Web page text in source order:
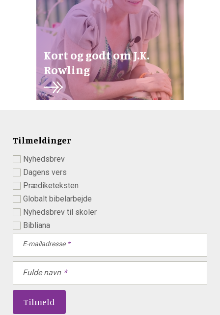
Kort og godt om J.K.
Rowling
Tilmeldinger
Nyhedsbrev
Dagens vers
Prædiketeksten
Globalt bibelarbejde
Nyhedsbrev til skoler
Bibliana
E-mailadresse
Fulde navn